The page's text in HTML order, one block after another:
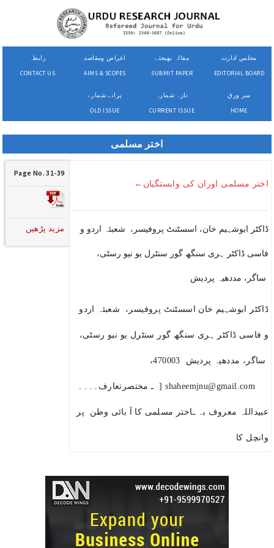
رابطہ
CONTACT US
اغراض ومقاصد
AIMS & SCOPES
مقالہ بھیجئے
SUBMIT PAPER
مجلس ادارت
EDITORIAL BOARD
پرانے شمارے
OLD ISSUE
تازہ شمارہ
CURRENT ISSUE
سر ورق
HOME
اختر مسلمی
اختر مسلمی اوران کی وابستگیاں←
ڈاکٹر ابوشہیم خان، اسسٹنٹ پروفیسر، شعبئہ اردو و
فاسی ڈاکٹر ہری سنگھ گور سنٹرل یو نیو رسٹی،
ساگر، مددھیہ پردیش
ڈاکٹر ابوشہیم خان اسسٹنٹ پروفیسر، شعبئہ اردو
و فاسی ڈاکٹر ہری سنگھ گور سنٹرل یو نیو رسٹی،
ساگر، مددھیہ پردیش 470003،
shaheemjnu@gmail.com [ ـ مختصرتعارف۔۔۔۔
عبیداللہ معروف بہ ـاختر مسلمی کا آ بائی وطن پر
وانچل کا
Page No. 31-39
مزید پڑھیں